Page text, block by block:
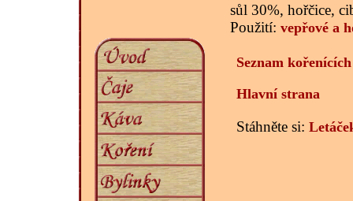
sůl 30%, hořčice,
Použití: vepřové a
Seznam
Hlavní strana
Stáhněte si: